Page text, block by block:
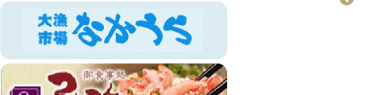
お菓子 おすすめ商品